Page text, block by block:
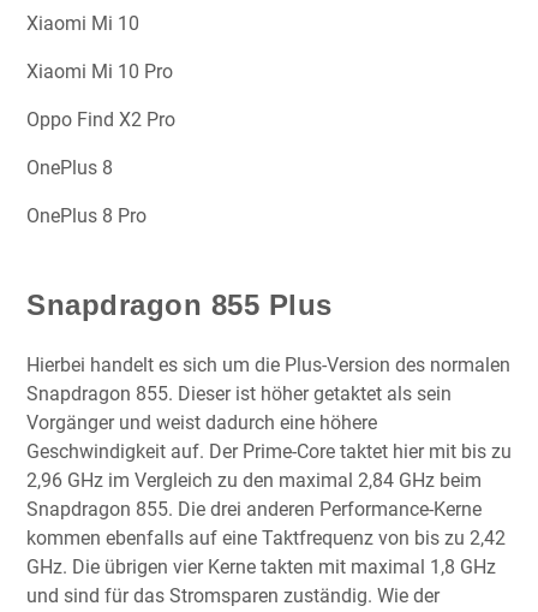
Xiaomi Mi 10
Xiaomi Mi 10 Pro
Oppo Find X2 Pro
OnePlus 8
OnePlus 8 Pro
Snapdragon 855 Plus
Hierbei handelt es sich um die Plus-Version des normalen
Snapdragon 855. Dieser ist höher getaktet als sein
Vorgänger und weist dadurch eine höhere
Geschwindigkeit auf. Der Prime-Core taktet hier mit bis zu
2,96 GHz im Vergleich zu den maximal 2,84 GHz beim
Snapdragon 855. Die drei anderen Performance-Kerne
kommen ebenfalls auf eine Taktfrequenz von bis zu 2,42
GHz. Die übrigen vier Kerne takten mit maximal 1,8 GHz
und sind für das Stromsparen zuständig. Wie der